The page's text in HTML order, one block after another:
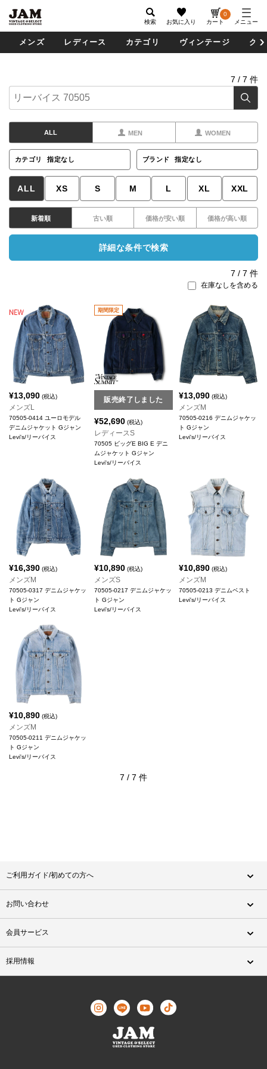
検索 お気に入り カート
0
メニュー
メンズ レディース カテゴリ ヴィンテージ グ
7 / 7 件
ALL MEN WOMEN
カテゴリ 指定なし ブランド 指定なし
ALL XS S M L XL XXL
新着順 古い順 価格が安い順 価格が高い順
詳細な条件で検索
7 / 7 件
在庫なしを含める
¥13,090 (税込)
メンズL
70505-0414 ユーロモデル
デニムジャケット Gジャン
Levi's/リーバイス
期間限定
販売終了しました
¥52,690(税込)
レディースS
70505 ビッグE BIG E デニ
ムジャケット Gジャン
Levi's/リーバイス
¥13,090 (税込)
メンズM
70505-0216 デニムジャケッ
ト Gジャン
Levi's/リーバイス
¥16,390 (税込)
メンズM
70505-0317 デニムジャケッ
ト Gジャン
Levi's/リーバイス
¥10,890(税込)
メンズS
70505-0217 デニムジャケッ
ト Gジャン
Levi's/リーバイス
¥10,890 (税込)
メンズM
70505-0213 デニムベスト
Levi's/リーバイス
¥10,890 (税込)
メンズM
70505-0211 デニムジャケッ
ト Gジャン
Levi's/リーバイス
7 / 7 件
ご利用ガイド/初めての方へ
お問い合わせ
会員サービス
採用情報